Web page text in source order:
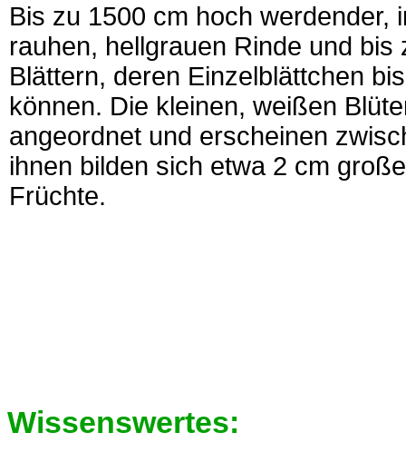
Bis zu 1500 cm hoch werdender,
rauhen, hellgrauen Rinde und
Blättern, deren Einzelblättchen
können. Die kleinen, weißen
angeordnet und erscheinen
ihnen bilden sich etwa 2 cm
Früchte.
Wissenswertes: